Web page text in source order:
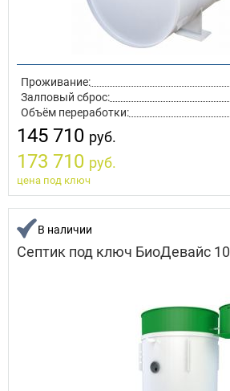
Проживание:
Залповый сброс:
Объём переработки:
145 710 руб.
173 710 руб.
цена под ключ
В наличии
Септик под ключ БиоДевайс 10